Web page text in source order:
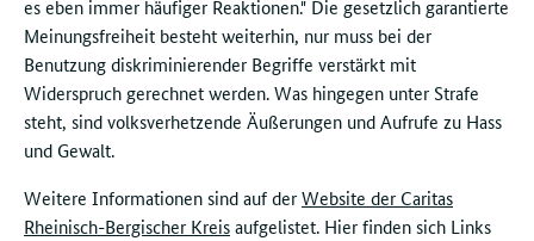
es eben immer häufiger Reaktionen." Die gesetzlich garantierte
Meinungsfreiheit besteht weiterhin, nur muss bei der
Benutzung diskriminierender Begriffe verstärkt mit
Widerspruch gerechnet werden. Was hingegen unter Strafe
steht, sind volksverhetzende Äußerungen und Aufrufe zu Hass
und Gewalt.
Weitere Informationen sind auf derWebsite der Caritas
Rheinisch-Bergischer Kreisaufgelistet. Hier finden sich Links